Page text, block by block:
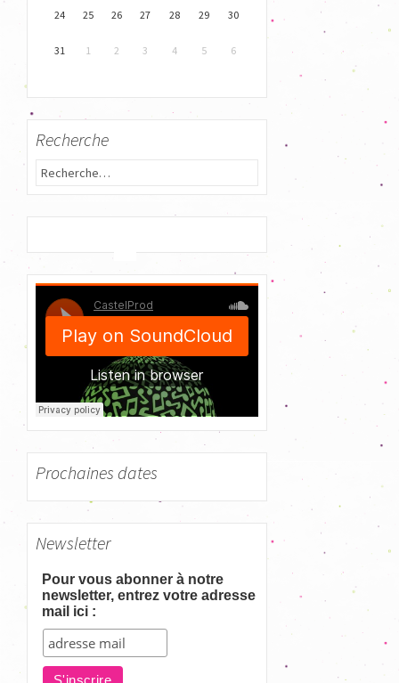
24 25 26 27 28 29 30
31 1 2 3 4 5 6
Recherche
R
c
Prochaines dates
Newsletter
Pour vous abonner à notre
newsletter, entrez votre adresse
mail ici :